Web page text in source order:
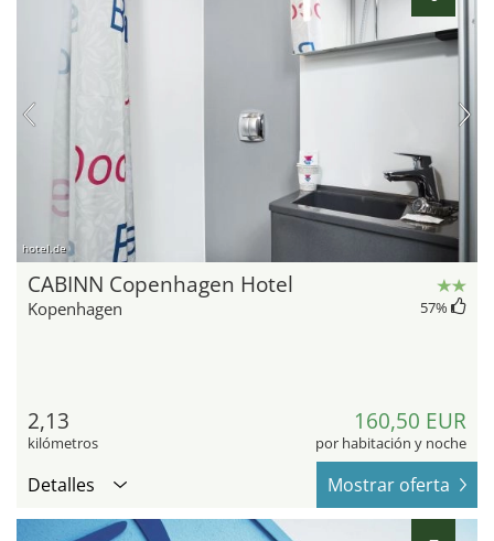
hotel.de
CABINN Copenhagen Hotel
Kopenhagen 57%
2,13
kilómetros
160,50 EUR
por habitación y noche
Detalles Mostrar oferta